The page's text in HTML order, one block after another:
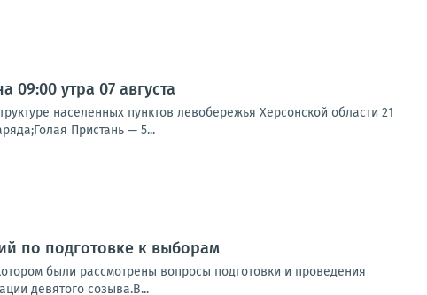
утра 07 августа
населенных пунктов левобережья Херсонской области 21
Пристань — 5...
по подготовке к выборам
были рассмотрены вопросы подготовки и проведения
девятого созыва.В...